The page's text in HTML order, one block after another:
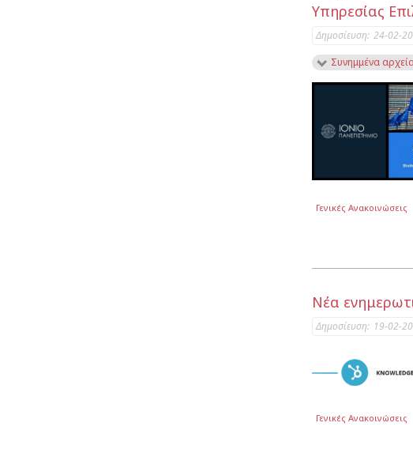
Υπηρεσίας
Δημοσίευση: 24-02-
Συνημμένα
Γενικές Ανακοινώσεις
Νέα
Δημοσίευση: 19-02-
Γενικές Ανακοινώσεις